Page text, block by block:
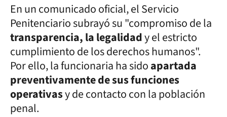
En un comunicado oficial, el Servicio
Penitenciario subrayó su "compromiso de la
transparencia, la legalidady el estricto
cumplimiento de los derechos humanos".
Por ello, la funcionaria ha sidoapartada
preventivamente de sus funciones
operativasy de contacto con la población
penal.